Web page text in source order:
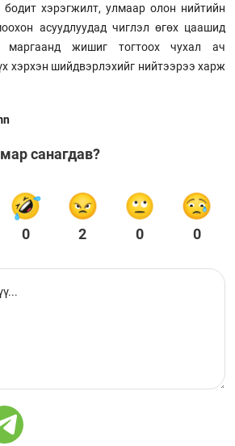
хэрэгжилт, улмаар олон нийтийн
асуудлуудад чиглэл өгөх цаашид
жишиг тогтоох чухал ач
хэрхэн шийдвэрлэхийг нийтээрээ харж
санагдав?
0 2 0 0